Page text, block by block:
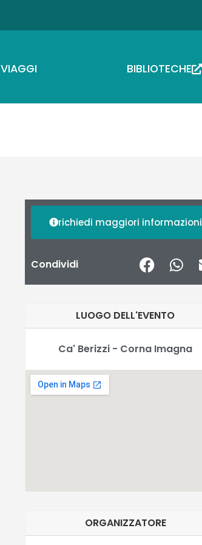
VIAGGI BIBLIOTECHE
richiedi maggiori informazioni
Condividi
LUOGO DELL'EVENTO
Ca' Berizzi - Corna Imagna
ORGANIZZATORE